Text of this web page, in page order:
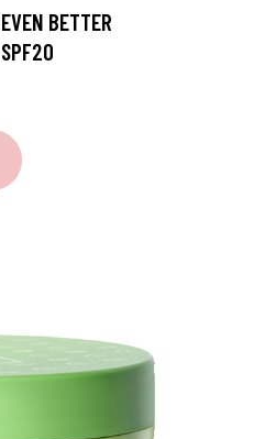
BETTER